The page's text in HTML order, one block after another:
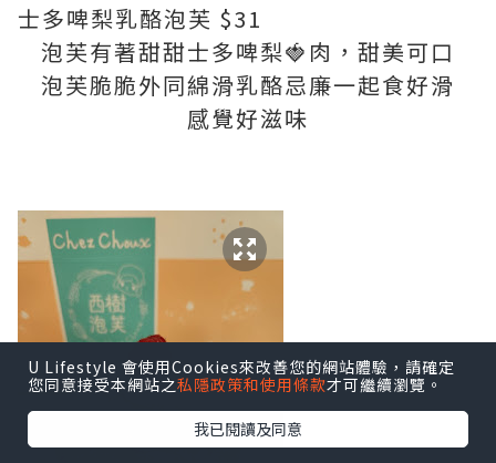
士多啤梨乳酪泡芙 $31
泡芙有著甜甜士多啤梨🍓肉，甜美可口
泡芙脆脆外同綿滑乳酪忌廉一起食好滑
感覺好滋味
U Lifestyle 會使用Cookies來改善您的網站體驗，請確定
您同意接受本網站之私隱政策和使用條款才可繼續瀏覽。
我已閱讀及同意